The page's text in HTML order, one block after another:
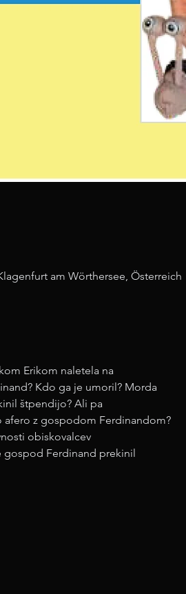
am Wörthersee, Österreich
Erikom naletela na
Kdo ga je umoril? Morda
štpendijo? Ali pa
afero z gospodom Ferdinandom?
obiskovalcev
gospod Ferdinand prekinil